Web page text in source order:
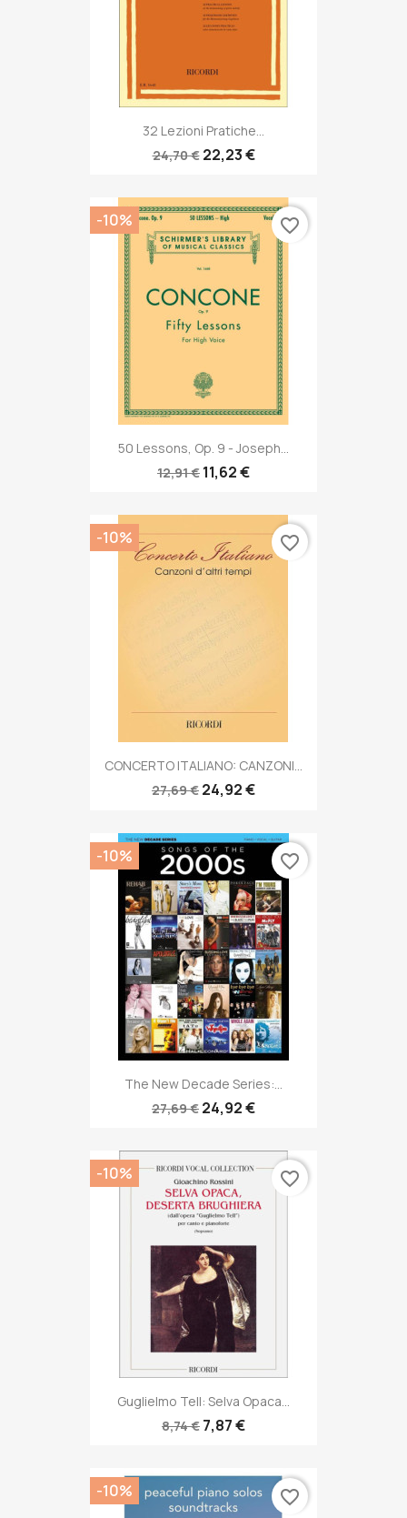
32 Lezioni Pratiche...
24,70 € 22,23 €
50 Lessons, Op. 9 - Joseph...
12,91 € 11,62 €
-10% favorite_border
CONCERTO ITALIANO: CANZONI...
27,69 € 24,92 €
-10% favorite_border
The New Decade Series:...
27,69 € 24,92 €
-10% favorite_border
Guglielmo Tell: Selva Opaca...
8,74 € 7,87 €
-10% favorite_border
-10% favorite_border